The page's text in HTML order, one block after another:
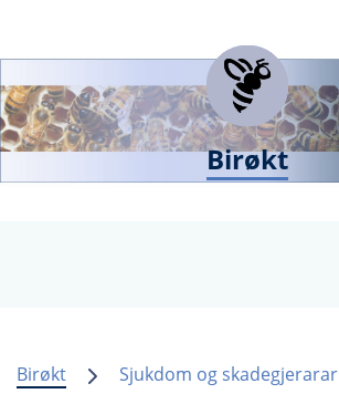
Birøkt
Birøkt Sjukdom og skadegjerarar